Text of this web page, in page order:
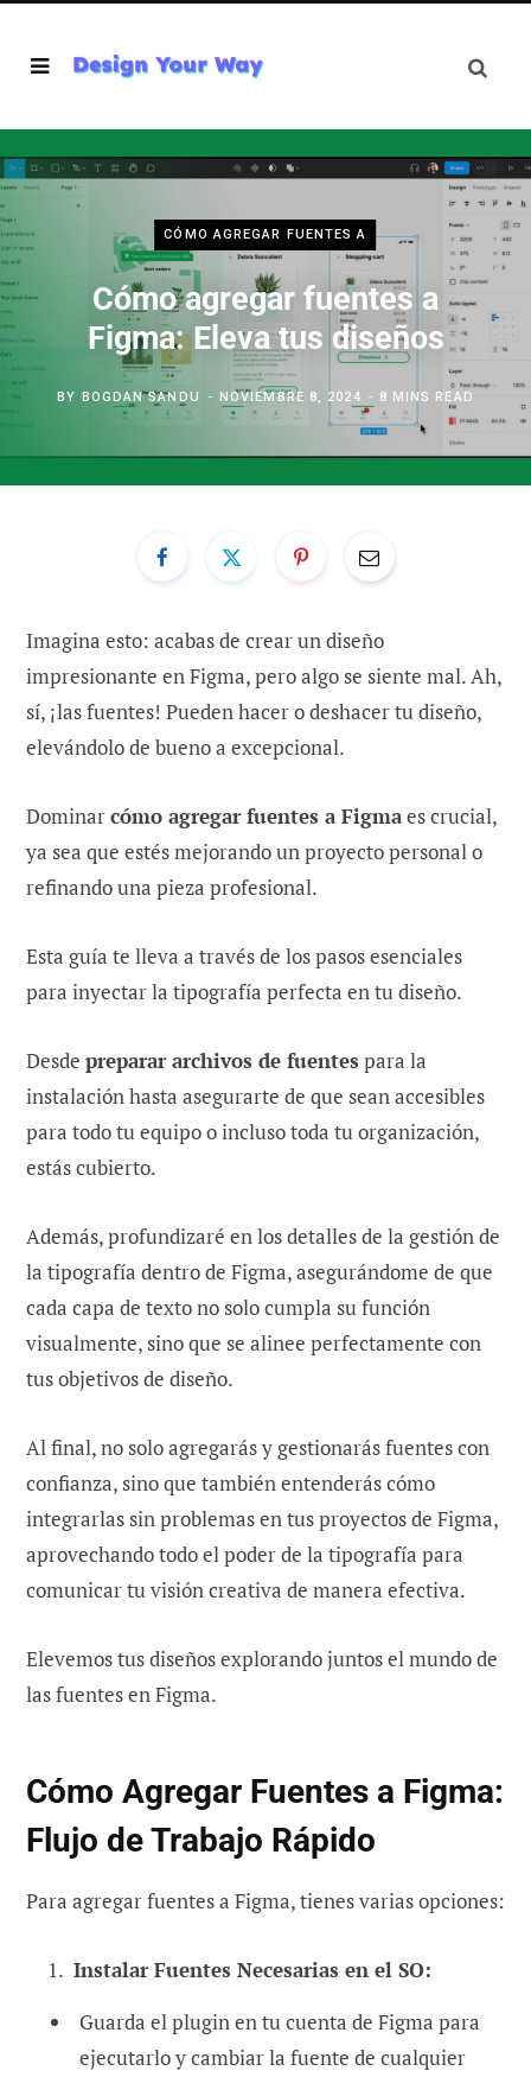
CÓMO AGREGAR FUENTES A
Cómo agregar fuentes a
Figma: Eleva tus diseños
BY BOGDAN SANDU NOVIEMBRE 8, 2024 8 MINS READ
Imagina esto: acabas de crear un diseño
impresionante en Figma, pero algo se siente mal. Ah,
sí, ¡las fuentes! Pueden hacer o deshacer tu diseño,
elevándolo de bueno a excepcional.
Dominarcómo agregar fuentes a Figmaes crucial,
ya sea que estés mejorando un proyecto personal o
refinando una pieza profesional.
Esta guía te lleva a través de los pasos esenciales
para inyectar la tipografía perfecta en tu diseño.
Desde preparar archivos de fuentes para la
instalación hasta asegurarte de que sean accesibles
para todo tu equipo o incluso toda tu organización,
estás cubierto.
Además, profundizaré en los detalles de la gestión de
la tipografía dentro de Figma, asegurándome de que
cada capa de texto no solo cumpla su función
visualmente, sino que se alinee perfectamente con
tus objetivos de diseño.
Al final, no solo agregarás y gestionarás fuentes con
confianza, sino que también entenderás cómo
integrarlas sin problemas en tus proyectos de Figma,
aprovechando todo el poder de la tipografía para
comunicar tu visión creativa de manera efectiva.
Elevemos tus diseños explorando juntos el mundo de
las fuentes en Figma.
Cómo Agregar Fuentes a Figma:
Flujo de Trabajo Rápido
Para agregar fuentes a Figma, tienes varias opciones:
Instalar Fuentes Necesarias en el SO:
Guarda el plugin en tu cuenta de Figma para
ejecutarlo y cambiar la fuente de cualquier